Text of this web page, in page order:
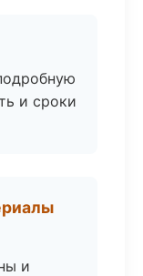
и сроки
и